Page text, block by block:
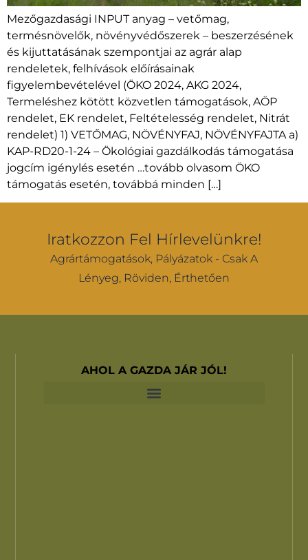
Mezőgazdasági INPUT anyag – vetőmag,
termésnövelők, növényvédőszerek – beszerzésének
és kijuttatásának szempontjai az agrár alap
rendeletek, felhívások előírásainak
figyelembevételével (ÖKO 2024, AKG 2024,
Termeléshez kötött közvetlen támogatások, AÖP
rendelet, EK rendelet, Feltételesség rendelet, Nitrát
rendelet) 1) VETŐMAG, NÖVÉNYFAJ, NÖVÉNYFAJTA a)
KAP-RD20-1-24 – Ökológiai gazdálkodás támogatása
jogcím igénylés esetén …tovább olvasom ÖKO
támogatás esetén, továbbá minden […]
Iratkozzon Fel Hírlevelünkre!
Agrártámogatások, Pályázatok - Csak A
Lényeg, Röviden, Érthetően
AHOL A GAZDA JÁR JÓL!